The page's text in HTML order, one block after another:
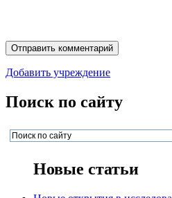
Добавить учреждение
Поиск по сайту
Новые статьи